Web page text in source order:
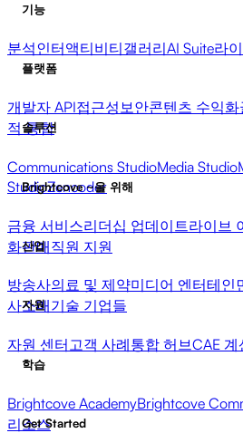
기능
분석인터액티비티갤러리AI Suite라
플랫폼
개발자 API접근성보안콘텐츠 수익화
적 통합
솔루션
Communications StudioMedia Studio
StudioZencoder
Brightcove ~을 위해
금융 서비스리더십 업데이트라이브
화판매직원 지원
산업
방송사의료 및 제약미디어 엔터테인
사소매기술 기업들
자원
자원 센터 고객 사례통합 허브CAE 계
학습
Brightcove AcademyBrightcove
리소스
Get Started